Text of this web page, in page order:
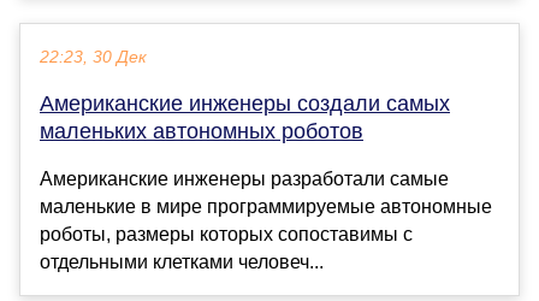
22:23, 30 Дек
Американские инженеры создали самых
маленьких автономных роботов
Американские инженеры разработали самые
маленькие в мире программируемые автономные
роботы, размеры которых сопоставимы с
отдельными клетками человеч...